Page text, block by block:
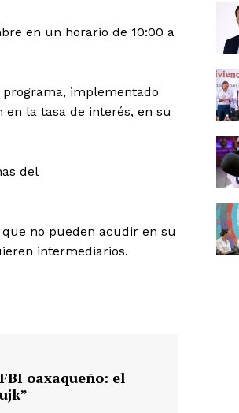
en un horario de 10:00 a
programa, implementado
la tasa de interés, en su
del
no pueden acudir en su
intermediarios.
oaxaqueño: el